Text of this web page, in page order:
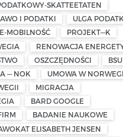
SKATTEETATEN
I PODATKI
ULGA
E-MOBILNOŚĆ
PROJEKT—K
RENOWACJA
OSZCZĘDNOŚCI
BSU
— NOK
UMOWA W
MIGRACJA
BARD GOOGLE
BADANIE NAUKOWE
ELISABETH JENSEN